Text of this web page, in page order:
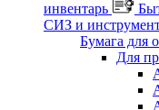
инвентарь
СИЗ и
Бумага для
Для